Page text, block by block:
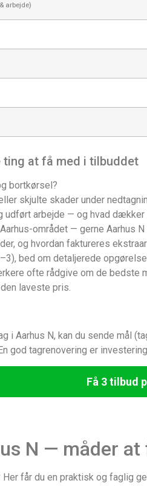
arbejde)
at få med i tilbuddet
bortkørsel?
skjulte skader under
udført arbejde — og hvad dækker
området — gerne Aarhus
og hvordan faktureres
bed om detaljerede
ofte rådgive om de
laveste pris.
i Aarhus N, kan du sende mål
god tagrenovering er
Få 3 tilbud
N — måder
får du en praktisk og faglig